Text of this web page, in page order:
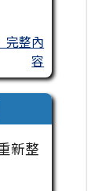
完整內
容
新整